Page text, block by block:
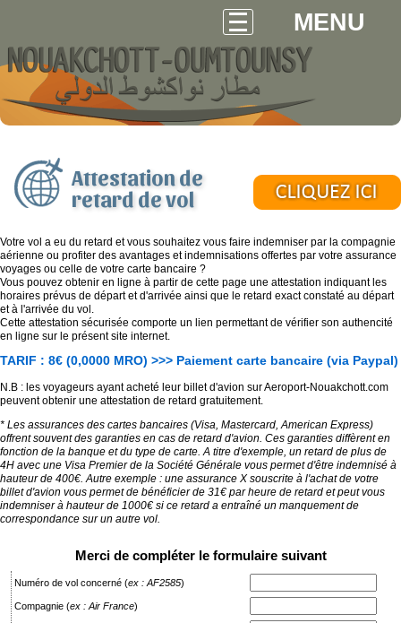
MENU
Attestation de
retard de vol
Votre vol a eu du retard et vous souhaitez vous faire indemniser par la compagnie
aérienne ou profiter des avantages et indemnisations offertes par votre assurance
voyages ou celle de votre carte bancaire ?
Vous pouvez obtenir en ligne à partir de cette page une attestation indiquant les
horaires prévus de départ et d'arrivée ainsi que le retard exact constaté au départ
et à l'arrivée du vol.
Cette attestation sécurisée comporte un lien permettant de vérifier son authencité
en ligne sur le présent site internet.
TARIF : 8€ (0,0000 MRO) >>> Paiement carte bancaire (via Paypal)
N.B : les voyageurs ayant acheté leur billet d'avion sur Aeroport-Nouakchott.com
peuvent obtenir une attestation de retard gratuitement.
* Les assurances des cartes bancaires (Visa, Mastercard, American Express)
offrent souvent des garanties en cas de retard d'avion. Ces garanties diffèrent en
fonction de la banque et du type de carte. A titre d'exemple, un retard de plus de
4H avec une Visa Premier de la Société Générale vous permet d'être indemnisé à
hauteur de 400€. Autre exemple : une assurance X souscrite à l'achat de votre
billet d'avion vous permet de bénéficier de 31€ par heure de retard et peut vous
indemniser à hauteur de 1000€ si ce retard a entraîné un manquement de
correspondance sur un autre vol.
Merci de compléter le formulaire suivant
Numéro de vol concerné (ex : AF2585)
Compagnie (ex : Air France)